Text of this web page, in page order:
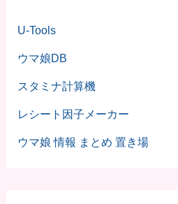
U-Tools
ウマ娘DB
スタミナ計算機
レシート因子メーカー
ウマ娘 情報 まとめ 置き場